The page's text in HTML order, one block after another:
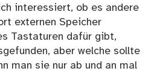
interessiert, ob es andere
externen Speicher
Tastaturen dafür gibt,
aber welche sollte
man sie nur ab und an mal